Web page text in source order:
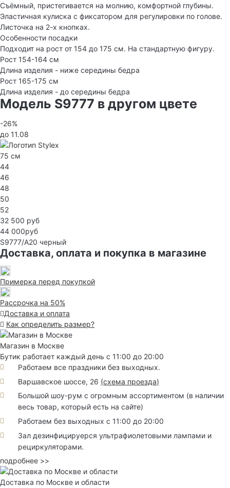
Съёмный, пристегивается на молнию, комфортной глубины.
Эластичная кулиска с фиксатором для регулировки по голове.
Листочка на 2-х кнопках.
Особенности посадки
Подходит на рост от 154 до 175 см. На стандартную фигуру.
Рост 154-164 см
Длина изделия - ниже середины бедра
Рост 165-175 см
Длина изделия - до середины бедра
Модель S9777 в другом цвете
-26%
до 11.08
75 см
44
46
48
50
52
32 500 руб
44 000руб
S9777/А20 черный
Доставка, оплата и покупка в магазине
Примерка перед покупкой
Рассрочка на 50%
Доставка и оплата
Как определить размер?
Магазин в Москве
Бутик работает каждый день с 11:00 до 20:00
Работаем все праздники без выходных.
Варшавское шоссе, 26 (схема проезда)
Большой шоу-рум с огромным ассортиментом (в наличии
весь товар, который есть на сайте)
Работаем без выходных с 11:00 до 20:00
Зал дезинфицируерся ультрафиолетовыми лампами и
рециркуляторами.
подробнее >>
Доставка по Москве и области